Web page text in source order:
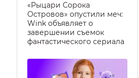
«Рыцари Сорока
Островов» опустили меч:
Wink объявляет о
завершении съемок
фантастического сериала